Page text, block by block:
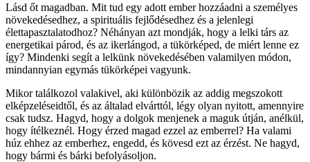
Lásd őt magadban. Mit tud egy adott ember hozzáadni a személyes
növekedésedhez, a spirituális fejlődésedhez és a jelenlegi
élettapasztalatodhoz? Néhányan azt mondják, hogy a lelki társ az
energetikai párod, és az ikerlángod, a tükörképed, de miért lenne ez
így? Mindenki segít a lelkünk növekedésében valamilyen módon,
mindannyian egymás tükörképei vagyunk.
Mikor találkozol valakivel, aki különbözik az addig megszokott
elképzeléseidtől, és az általad elvárttól, légy olyan nyitott, amennyire
csak tudsz. Hagyd, hogy a dolgok menjenek a maguk útján, anélkül,
hogy ítélkeznél. Hogy érzed magad ezzel az emberrel? Ha valami
húz ehhez az emberhez, engedd, és kövesd ezt az érzést. Ne hagyd,
hogy bármi és bárki befolyásoljon.